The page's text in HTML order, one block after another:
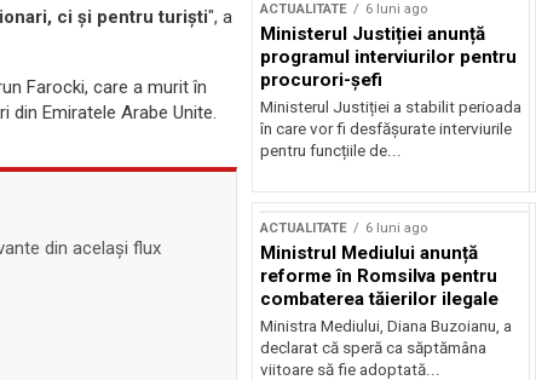
ci și pentru turiști", a
Farocki, care a murit în
din Emiratele Arabe Unite.
din același flux
ACTUALITATE 6 luni ago
Ministerul Justiției anunță
programul interviurilor pentru
procurori-șefi
Ministerul Justiției a stabilit perioada
în care vor fi desfășurate interviurile
pentru funcțiile de...
ACTUALITATE 6 luni ago
Ministrul Mediului anunță
reforme în Romsilva pentru
combaterea tăierilor ilegale
Ministra Mediului, Diana Buzoianu, a
declarat că speră ca săptămâna
viitoare să fie adoptată...